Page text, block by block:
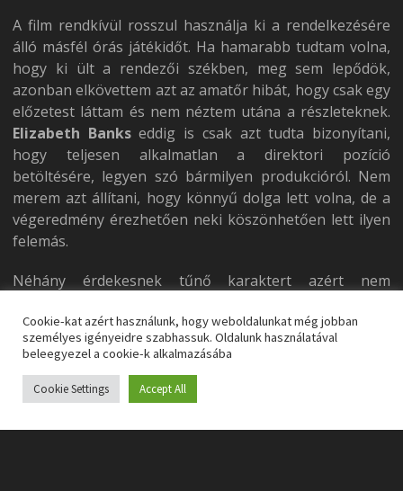
A film rendkívül rosszul használja ki a rendelkezésére
álló másfél órás játékidőt. Ha hamarabb tudtam volna,
hogy ki ült a rendezői székben, meg sem lepődök,
azonban elkövettem azt az amatőr hibát, hogy csak egy
előzetest láttam és nem néztem utána a részleteknek.
Elizabeth Bankseddig is csak azt tudta bizonyítani,
hogy teljesen alkalmatlan a direktori pozíció
betöltésére, legyen szó bármilyen produkcióról. Nem
merem azt állítani, hogy könnyű dolga lett volna, de a
végeredmény érezhetően neki köszönhetően lett ilyen
felemás.
Néhány érdekesnek tűnő karaktert azért nem
az érdektelen szereplők indokolatlanul sok időt
töltenek a képernyőn. Meg aztán nem csak
érdektelenek, de még irritálók is, főleg a két gyerek,
akik poénból benyomnak egy maroknyi kokaint az
végig ordibálnak, mint a vadbarmok.
Cookie-kat azért használunk, hogy weboldalunkat még jobban
személyes igényeidre szabhassuk. Oldalunk használatával
beleegyezel a cookie-k alkalmazásába
Cookie Settings Accept All